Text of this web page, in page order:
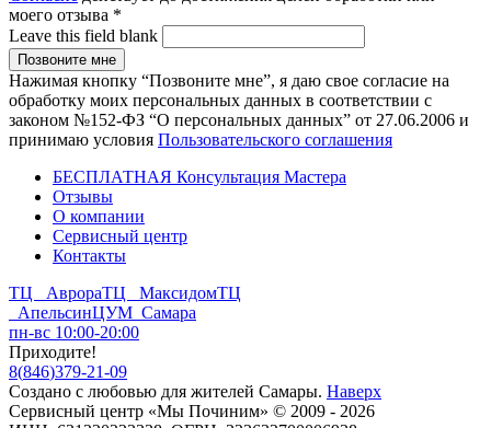
моего отзыва *
Leave this field blank
Нажимая кнопку “Позвоните мне”, я даю свое согласие на
обработку моих персональных данных в соответствии с
законом №152-ФЗ “О персональных данных” от 27.06.2006 и
принимаю условия Пользовательского соглашения
БЕСПЛАТНАЯ Консультация Мастера
Отзывы
О компании
Сервисный центр
Контакты
ТЦ АврораТЦ МаксидомТЦ
АпельсинЦУМ Самара
пн-вс 10:00-20:00
Приходите!
8(846)379-21-09
Создано с любовью для жителей Самары. Наверх
Сервисный центр «Мы Починим» © 2009 - 2026